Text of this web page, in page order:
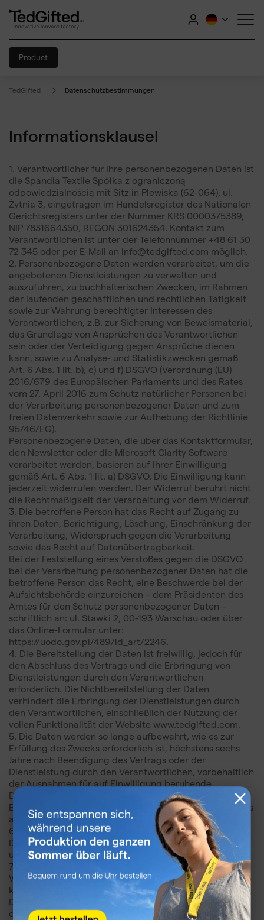
Product
TedGifted Datenschutzbestimmungen
Informationsklausel
1. Verantwortlicher für Ihre personenbezogenen Daten ist
die Spandia Textile Spółka z ograniczoną
odpowiedzialnością mit Sitz in Plewiska (62-064), ul.
Żytnia 3, eingetragen im Handelsregister des Nationalen
Gerichtsregisters unter der Nummer KRS 0000375389,
NIP 7831664350, REGON 301624354. Kontakt zum
Verantwortlichen ist unter der Telefonnummer +48 61 30
72 345 oder per E-Mail an info@tedgifted.com möglich.
2. Personenbezogene Daten werden verarbeitet, um die
angebotenen Dienstleistungen zu verwalten und
auszuführen, zu buchhalterischen Zwecken, im Rahmen
der laufenden geschäftlichen und rechtlichen Tätigkeit
sowie zur Wahrung berechtigter Interessen des
Verantwortlichen, z.B. zur Sicherung von Beweismaterial,
das Grundlage von Ansprüchen des Verantwortlichen
sein oder der Verteidigung gegen Ansprüche dienen
kann, sowie zu Analyse- und Statistikzwecken gemäß
Art. 6 Abs. 1 lit. b), c) und f) DSGVO (Verordnung (EU)
2016/679 des Europäischen Parlaments und des Rates
vom 27. April 2016 zum Schutz natürlicher Personen bei
der Verarbeitung personenbezogener Daten und zum
freien Datenverkehr sowie zur Aufhebung der Richtlinie
95/46/EG).
Personenbezogene Daten, die über das Kontaktformular,
den Newsletter oder die Microsoft Clarity Software
verarbeitet werden, basieren auf Ihrer Einwilligung
gemäß Art. 6 Abs. 1 lit. a) DSGVO. Die Einwilligung kann
jederzeit widerrufen werden. Der Widerruf berührt nicht
die Rechtmäßigkeit der Verarbeitung vor dem Widerruf.
3. Die betroffene Person hat das Recht auf Zugang zu
ihren Daten, Berichtigung, Löschung, Einschränkung der
Verarbeitung, Widerspruch gegen die Verarbeitung
sowie das Recht auf Datenübertragbarkeit.
Bei der Feststellung eines Verstoßes gegen die DSGVO
bei der Verarbeitung personenbezogener Daten hat die
betroffene Person das Recht, eine Beschwerde bei der
Aufsichtsbehörde einzureichen – dem Präsidenten des
Amtes für den Schutz personenbezogener Daten –
schriftlich an: ul. Stawki 2, 00-193 Warschau oder über
das Online-Formular unter:
https://uodo.gov.pl/489/id_art/2246.
4. Die Bereitstellung der Daten ist freiwillig, jedoch für
den Abschluss des Vertrags und die Erbringung von
Dienstleistungen durch den Verantwortlichen
erforderlich. Die Nichtbereitstellung der Daten
verhindert die Erbringung der Dienstleistungen durch
den Verantwortlichen, einschließlich der Nutzung der
vollen Funktionalität der Website www.tedgifted.com.
5. Die Daten werden so lange aufbewahrt, wie es zur
Erfüllung des Zwecks erforderlich ist, höchstens sechs
Jahre nach Beendigung des Vertrags oder der
Dienstleistung durch den Verantwortlichen, vorbehaltlich
der Ausnahmen für auf Einwilligung beruhende
Datenverarbeitung, die bis zum Widerruf der
Einwilligung oder dem Wegfall des Verarbeitungszwecks
aufbewahrt werden.
6. Empfänger der personenbezogenen Daten sind IT-
Dienstleister, Hostinganbieter, Buchhaltungs-, Rechts-
und Zahlungsdienstleister.
7. Die Daten können außerhalb des Europäischen
Wirtschaftsraums übermittelt werden. In solchen Fällen
können die im Auftrag des Verantwortlichen tätigen
Datenverarbeiter die Daten in Länder weitergeben, für
die die Europäische Kommission eine